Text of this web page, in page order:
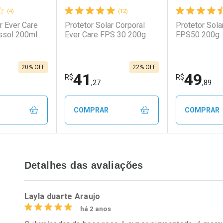
cada
cada
Ativar Desconto
Por R$ 104,90/cada
Por R$ 104,90/cada
Ativar
Por R$
Por R$
(4)
Ever Care
200ml
20% OFF
(12)
Protetor Solar Corporal
Ever Care FPS 30 200g
R$41 ,27
22% OFF
COMPRAR
Laboratório
Por Menos
Protetor
FPS50 200g
R$49,89
COMPRAR
Detalhes das avaliações
Layla duarte Araujo
há 2 anos